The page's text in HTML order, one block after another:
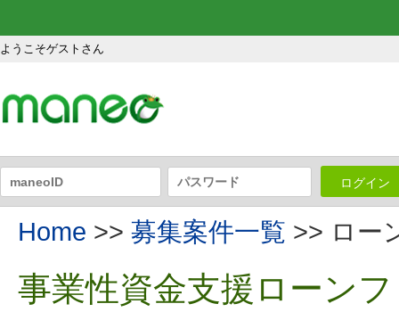
ようこそゲストさん
ログイン
Home >> 募集案件一覧 >> ロー
事業性資金支援ローン